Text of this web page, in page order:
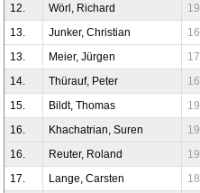
12.
Wörl, Richard
13.
Junker, Christian
13.
Meier, Jürgen
14.
Thürauf, Peter
15.
Bildt, Thomas
16.
Khachatrian, Suren
16.
Reuter, Roland
17.
Lange, Carsten